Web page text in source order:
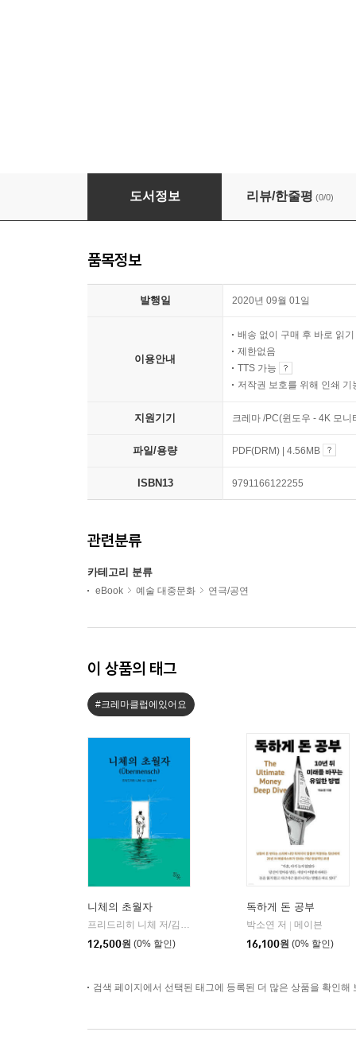
샤쿤탈라 Sakuntala
도서정보 리뷰/한줄평 (0/0)
품목정보
발행일 2020년 09월 01일
이용안내
배송 없이 구매 후 바로 읽기
제한없음
TTS 가능
저작권 보호를 위해 인쇄 기
지원기기 크레마 /PC(윈도우 - 4K 모
파일/용량 PDF(DRM) | 4.56MB
ISBN13 9791166122255
관련분류
카테고리 분류
eBook 예술 대중문화 연극/공연
이 상품의 태그
#크레마클럽에있어요
니체의 초월자
프리드리히 니체 저/김철 편역
12,500원 (0% 할인)
독하게 돈 공부
박소연 저
메이븐
16,100원 (0% 할인)
검색 페이지에서 선택된 태그에 등록된 더 많은 상품을 확인해